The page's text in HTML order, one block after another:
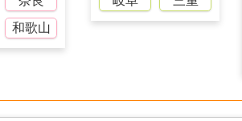
和歌山